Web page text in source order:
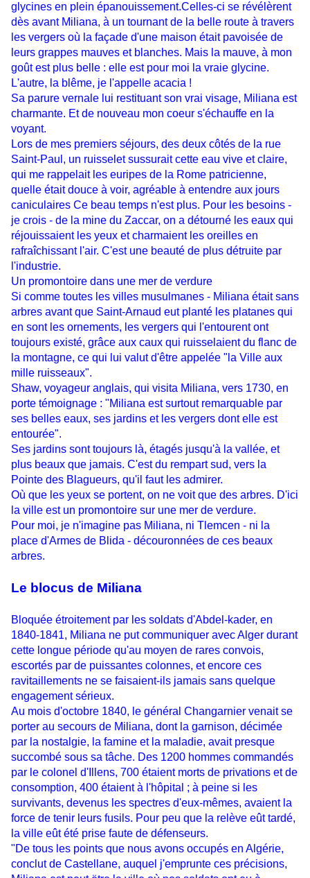
glycines en plein épanouissement.Celles-ci se révélèrent
dès avant Miliana, à un tournant de la belle route à travers
les vergers où la façade d'une maison était pavoisée de
leurs grappes mauves et blanches. Mais la mauve, à mon
goût est plus belle : elle est pour moi la vraie glycine.
L'autre, la blême, je l'appelle acacia !
Sa parure vernale lui restituant son vrai visage, Miliana est
charmante. Et de nouveau mon coeur s'échauffe en la
voyant.
Lors de mes premiers séjours, des deux côtés de la rue
Saint-Paul, un ruisselet sussurait cette eau vive et claire,
qui me rappelait les euripes de la Rome patricienne,
quelle était douce à voir, agréable à entendre aux jours
caniculaires Ce beau temps n'est plus. Pour les besoins -
je crois - de la mine du Zaccar, on a détourné les eaux qui
réjouissaient les yeux et charmaient les oreilles en
rafraîchissant l'air. C'est une beauté de plus détruite par
l'industrie.
Un promontoire dans une mer de verdure
Si comme toutes les villes musulmanes - Miliana était sans
arbres avant que Saint-Arnaud eut planté les platanes qui
en sont les ornements, les vergers qui l'entourent ont
toujours existé, grâce aux caux qui ruisselaient du flanc de
la montagne, ce qui lui valut d'être appelée "la Ville aux
mille ruisseaux".
Shaw, voyageur anglais, qui visita Miliana, vers 1730, en
porte témoignage : "Miliana est surtout remarquable par
ses belles eaux, ses jardins et les vergers dont elle est
entourée".
Ses jardins sont toujours là, étagés jusqu'à la vallée, et
plus beaux que jamais. C'est du rempart sud, vers la
Pointe des Blagueurs, qu'il faut les admirer.
Où que les yeux se portent, on ne voit que des arbres. D'ici
la ville est un promontoire sur une mer de verdure.
Pour moi, je n'imagine pas Miliana, ni Tlemcen - ni la
place d'Armes de Blida - découronnées de ces beaux
arbres.
Le blocus de Miliana
Bloquée étroitement par les soldats d'Abdel-kader, en
1840-1841, Miliana ne put communiquer avec Alger durant
cette longue période qu'au moyen de rares convois,
escortés par de puissantes colonnes, et encore ces
ravitaillements ne se faisaient-ils jamais sans quelque
engagement sérieux.
Au mois d'octobre 1840, le général Changarnier venait se
porter au secours de Miliana, dont la garnison, décimée
par la nostalgie, la famine et la maladie, avait presque
succombé sous sa tâche. Des 1200 hommes commandés
par le colonel d'Illens, 700 étaient morts de privations et de
consomption, 400 étaient à l'hôpital ; à peine si les
survivants, devenus les spectres d'eux-mêmes, avaient la
force de tenir leurs fusils. Pour peu que la relève eût tardé,
la ville eût été prise faute de défenseurs.
"De tous les points que nous avons occupés en Algérie,
conclut de Castellane, auquel j'emprunte ces précisions,